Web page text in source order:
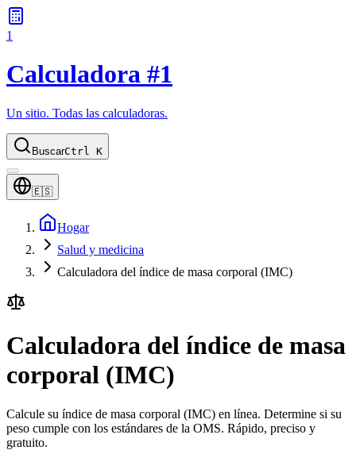
1
Calculadora #1
Un sitio. Todas las calculadoras.
BuscarCtrl K
🇪🇸
Hogar
Salud y medicina
Calculadora del índice de masa corporal (IMC)
Calculadora del índice de masa
corporal (IMC)
Calcule su índice de masa corporal (IMC) en línea. Determine si su
peso cumple con los estándares de la OMS. Rápido, preciso y
gratuito.